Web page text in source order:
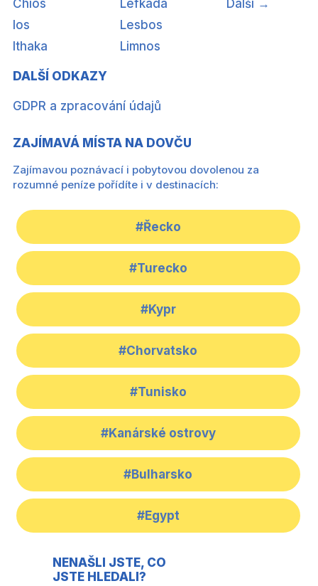
Chios
Ios
Ithaka
Lefkada
Lesbos
Limnos
Další →
DALŠÍ ODKAZY
GDPR a zpracování údajů
ZAJÍMAVÁ MÍSTA NA DOVČU
Zajímavou poznávací i pobytovou dovolenou za
rozumné peníze pořídíte i v destinacích:
#Řecko
#Turecko
#Kypr
#Chorvatsko
#Tunisko
#Kanárské ostrovy
#Bulharsko
#Egypt
NENAŠLI JSTE, CO
JSTE HLEDALI?